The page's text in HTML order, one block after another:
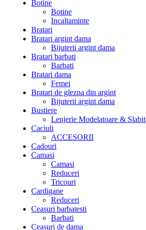
Botine
Botine
Incaltaminte
Bratari
Bratari argint dama
Bijuterii argint dama
Bratari barbati
Barbati
Bratari dama
Femei
Bratari de glezna din argint
Bijuterii argint dama
Bustiere
Lenjerie Modelatoare & Slabit
Caciuli
ACCESORII
Cadouri
Camasi
Camasi
Reduceri
Tricouri
Cardigane
Reduceri
Ceasuri barbatesti
Barbati
Ceasuri de dama